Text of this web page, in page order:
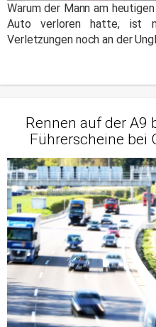
Warum der Mann am
Auto verloren hatte, ist
Verletzungen noch an der
Rennen auf der A9
Führerscheine bei